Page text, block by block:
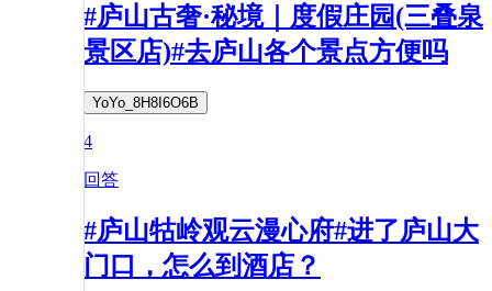
#庐山古奢·秘境｜度假庄园(三叠泉
景区店)#去庐山各个景点方便吗
YoYo_8H8I6O6B
4
回答
#庐山牯岭观云漫心府#进了庐山大
门口，怎么到酒店？